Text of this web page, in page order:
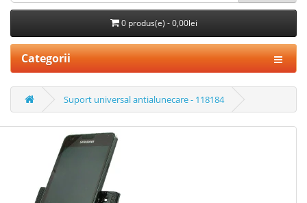
0 produs(e) - 0,00lei
Categorii
Suport universal antialunecare - 118184